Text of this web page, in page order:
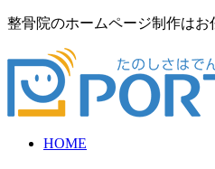
整骨院のホームページ制作はお
HOME